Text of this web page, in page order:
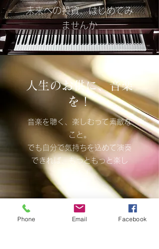
未来への投資、はじめてみ
ませんか
​​人生のお供に、音楽
を！
音楽を聴く、楽しむって素敵な
こと。
でも自分で気持ちを込めて演奏
できれば、もっともっと楽し
い！！
ロセウスピアノ教室では、独創的
で個性に合わせたオーダーメイド
Phone Email Facebook